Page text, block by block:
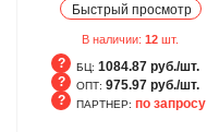
Быстрый просмотр
В наличии: 12 шт.
БЦ: 1084.87 руб./шт.
ОПТ: 975.97 руб./шт.
ПАРТНЕР: по запросу